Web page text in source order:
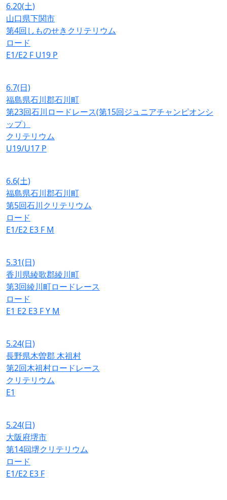
6.20(土)
山口県下関市
第4回しものせきクリテリウム
ロード
E1/E2 F U19 P
6.7(日)
福島県石川郡石川町
第23回石川ロードレース(第15回ジュニアチャンピオンシ
ップ）
クリテリウム
U19/U17 P
6.6(土)
福島県石川郡石川町
第5回石川クリテリウム
ロード
E1/E2 E3 F M
5.31(日)
香川県綾歌郡綾川町
第3回綾川町ロードレース
ロード
E1 E2 E3 FY M
5.24(日)
長野県木曽郡 木祖村
第2回木祖村ロードレース
クリテリウム
E1
5.24(日)
大阪府堺市
第14回堺クリテリウム
ロード
E1/E2 E3 F